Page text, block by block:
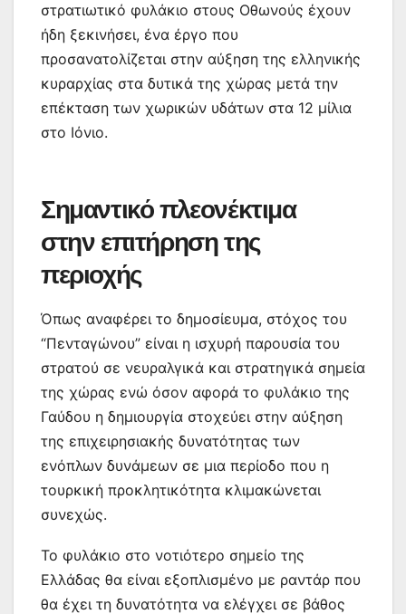
στρατιωτικό φυλάκιο στους Οθωνούς έχουν
ήδη ξεκινήσει, ένα έργο που
προσανατολίζεται στην αύξηση της ελληνικής
κυραρχίας στα δυτικά της χώρας μετά την
επέκταση των χωρικών υδάτων στα 12 μίλια
στο Ιόνιο.
Σημαντικό πλεονέκτιμα
στην επιτήρηση της
περιοχής
Όπως αναφέρει το δημοσίευμα, στόχος του
“Πενταγώνου” είναι η ισχυρή παρουσία του
στρατού σε νευραλγικά και στρατηγικά σημεία
της χώρας ενώ όσον αφορά το φυλάκιο της
Γαύδου η δημιουργία στοχεύει στην αύξηση
της επιχειρησιακής δυνατότητας των
ενόπλων δυνάμεων σε μια περίοδο που η
τουρκική προκλητικότητα κλιμακώνεται
συνεχώς.
Το φυλάκιο στο νοτιότερο σημείο της
Ελλάδας θα είναι εξοπλισμένο με ραντάρ που
θα έχει τη δυνατότητα να ελέγχει σε βάθος